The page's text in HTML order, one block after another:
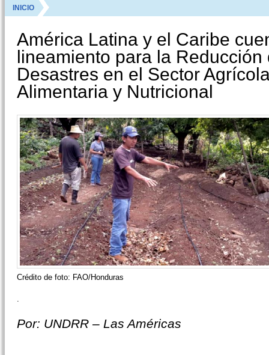
INICIO
América Latina y el Caribe
lineamiento para la Reducción
Desastres en el Sector
Alimentaria y Nutricional
Crédito de foto: FAO/Honduras
.
Por: UNDRR – Las Américas